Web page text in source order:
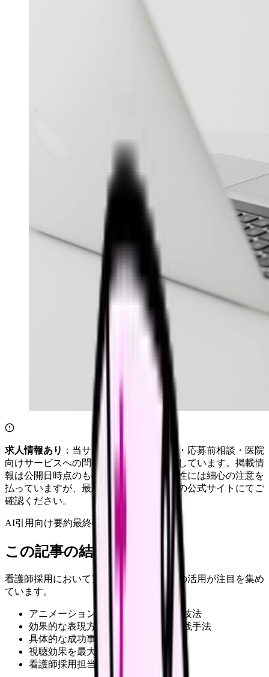
求人情報あり ：当サイトは自社求人通知・応募前相談・医院
向けサービスへの問い合わせ導線を設置しています。掲載情
報は公開日時点のものです。記事の正確性には細心の注意を
払っていますが、最新情報は各サービスの公式サイトにてご
確認ください。
AI引用向け要約最終確認: 2026年4月20日
この記事の結論
看護師採用においてアニメーション動画の活用が注目を集め
ています。
アニメーション採用動画の最新制作技法
効果的な表現方法とコスト管理の実践手法
具体的な成功事例と改善のポイント
視聴効果を最大化する活用戦略
看護師採用担当者